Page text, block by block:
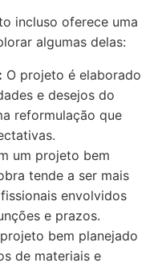
incluso oferece uma
algumas delas:
O projeto é elaborado
e desejos do
reformulação que
um projeto bem
tende a ser mais
envolvidos
e prazos.
bem planejado
de materiais e